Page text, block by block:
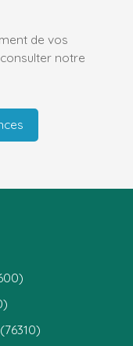
de vos
notre